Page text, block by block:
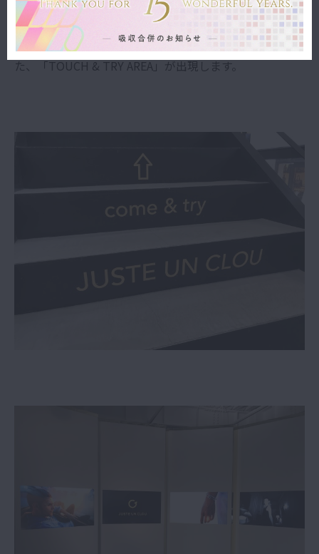
出迎え
そこにはコンビニのイートインスペースをイメージし
た、「TOUCH & TRY AREA」が出現します。